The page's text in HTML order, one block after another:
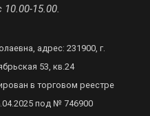
10.00-15.00.
адрес: 231900, г.
53, кв.24
в торговом реестре
под № 746900